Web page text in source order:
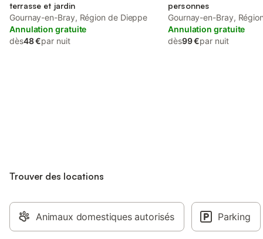
terrasse et jardin
Gournay-en-Bray, Région de Dieppe
Annulation gratuite
dès48 €par nuit
personnes
Gournay-en-Bray,
Annulation gratuite
dès99 €par nuit
Trouver des locations
Animaux domestiques autorisés Parking